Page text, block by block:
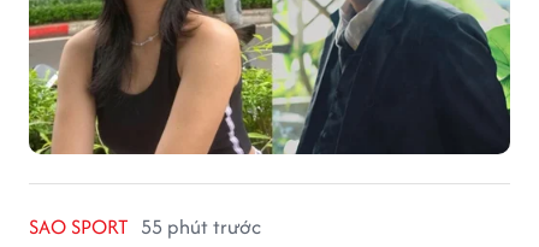
SAO SPORT 55 phút trước